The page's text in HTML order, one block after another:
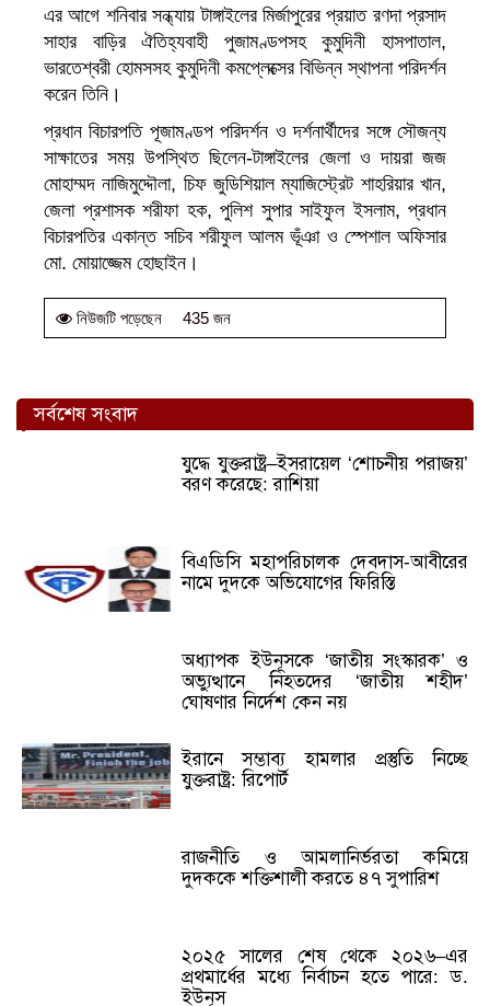
এর আগে শনিবার সন্ধ্যায় টাঙ্গাইলের মির্জাপুরের প্রয়াত রণদা প্রসাদ
সাহার বাড়ির ঐতিহ্যবাহী পুজামণ্ডপসহ কুমুদিনী হাসপাতাল,
ভারতেশ্বরী হোমসসহ কুমুদিনী কমপ্লেক্সের বিভিন্ন স্থাপনা পরিদর্শন
করেন তিনি।
প্রধান বিচারপতি পূজামণ্ডপ পরিদর্শন ও দর্শনার্থীদের সঙ্গে সৌজন্য
সাক্ষাতের সময় উপস্থিত ছিলেন-টাঙ্গাইলের জেলা ও দায়রা জজ
মোহাম্মদ নাজিমুদ্দৌলা, চিফ জুডিশিয়াল ম্যাজিস্ট্রেট শাহরিয়ার খান,
জেলা প্রশাসক শরীফা হক, পুলিশ সুপার সাইফুল ইসলাম, প্রধান
বিচারপতির একান্ত সচিব শরীফুল আলম ভূঁঞা ও স্পেশাল অফিসার
মো. মোয়াজ্জেম হোছাইন।
নিউজটি পড়েছেন 435 জন
সর্বশেষ সংবাদ
যুদ্ধে যুক্তরাষ্ট্র–ইসরায়েল ‘শোচনীয় পরাজয়’
বরণ করেছে: রাশিয়া
বিএডিসি মহাপরিচালক দেবদাস-আবীরের
নামে দুদকে অভিযোগের ফিরিস্তি
অধ্যাপক ইউনূসকে ‘জাতীয় সংস্কারক’ ও
অভ্যুত্থানে নিহতদের ‘জাতীয় শহীদ’
ঘোষণার নির্দেশ কেন নয়
ইরানে সম্ভাব্য হামলার প্রস্তুতি নিচ্ছে
যুক্তরাষ্ট্র: রিপোর্ট
রাজনীতি ও আমলানির্ভরতা কমিয়ে
দুদককে শক্তিশালী করতে ৪৭ সুপারিশ
২০২৫ সালের শেষ থেকে ২০২৬–এর
প্রথমার্ধের মধ্যে নির্বাচন হতে পারে: ড.
ইউনূস